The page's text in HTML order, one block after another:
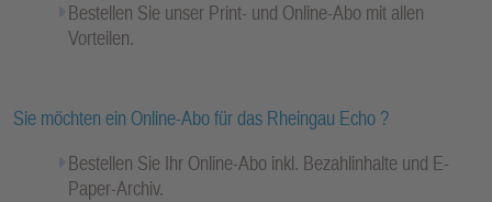
Bestellen Sie unser Print- und Online-Abo mit allen
Vorteilen.
Sie möchten ein Online-Abo für das Rheingau Echo ?
Bestellen Sie Ihr Online-Abo inkl. Bezahlinhalte und E-
Paper-Archiv.